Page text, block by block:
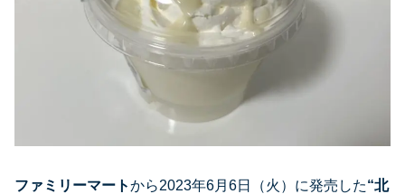
ファミリーマートから2023年6月6日（火）に発売した“北